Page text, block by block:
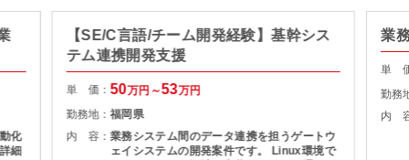
化
細
【SE/C言語/チーム開発経験】基幹シス
テム連携開発支援
単 価：50万円～53万円
勤務地：福岡県
内 容：業務システム間のデータ連携を担うゲートウ
ェイシステムの開発案件です。 Linux環境で
業
単
勤務
内